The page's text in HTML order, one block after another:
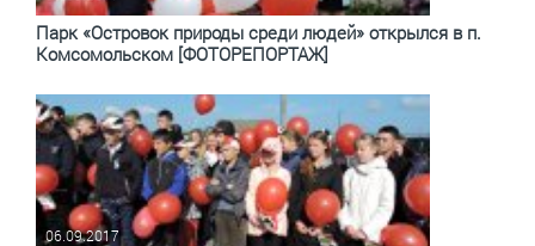
Парк «Островок природы среди людей» открылся в п.
Комсомольском [ФОТОРЕПОРТАЖ]
06.09.2017